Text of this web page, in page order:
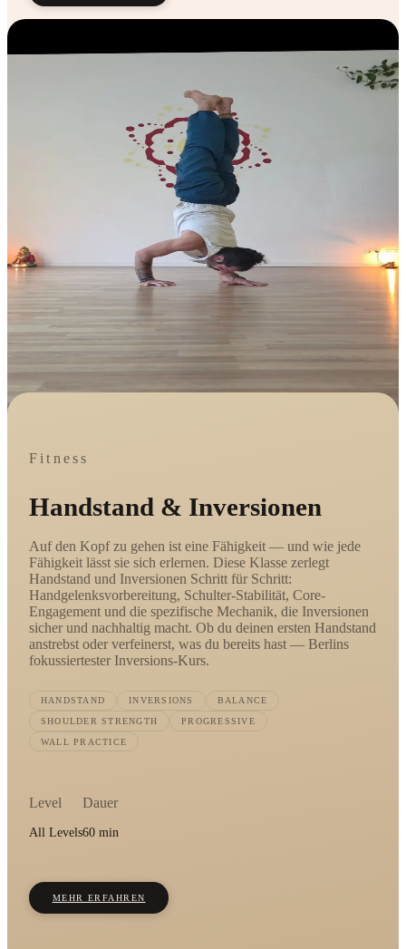
Fitness
Handstand & Inversionen
Auf den Kopf zu gehen ist eine Fähigkeit — und wie jede
Fähigkeit lässt sie sich erlernen. Diese Klasse zerlegt
Handstand und Inversionen Schritt für Schritt:
Handgelenksvorbereitung, Schulter-Stabilität, Core-
Engagement und die spezifische Mechanik, die Inversionen
sicher und nachhaltig macht. Ob du deinen ersten Handstand
anstrebst oder verfeinerst, was du bereits hast — Berlins
fokussiertester Inversions-Kurs.
HANDSTAND INVERSIONS BALANCE
SHOULDER STRENGTH PROGRESSIVE
WALL PRACTICE
Level
All Levels
Dauer
60 min
MEHR ERFAHREN